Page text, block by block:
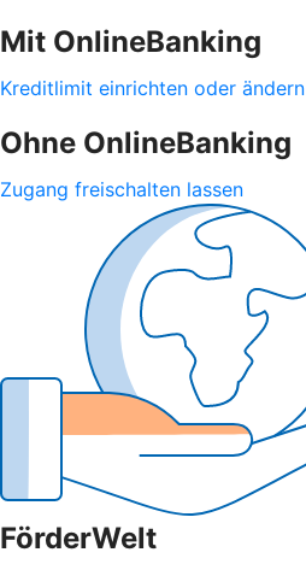
Mit OnlineBanking
Kreditlimit einrichten oder ändern
Ohne OnlineBanking
Zugang freischalten lassen
FörderWelt